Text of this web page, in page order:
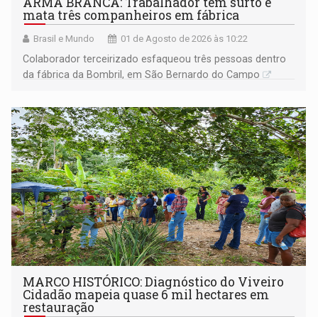
mata três companheiros em fábrica
Brasil e Mundo 01 de Agosto de 2026 às 10:22
Colaborador terceirizado esfaqueou três pessoas dentro
da fábrica da Bombril, em São Bernardo do Campo
MARCO HISTÓRICO: Diagnóstico do Viveiro
Cidadão mapeia quase 6 mil hectares em
restauração